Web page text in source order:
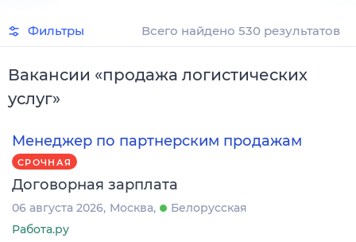
Фильтры Всего найдено 530 результатов
Вакансии «продажа логистических
услуг»
Менеджер по партнерским продажам
СРОЧНАЯ
Договорная зарплата
06 августа 2026 Москва
Белорусская
Работа.ру